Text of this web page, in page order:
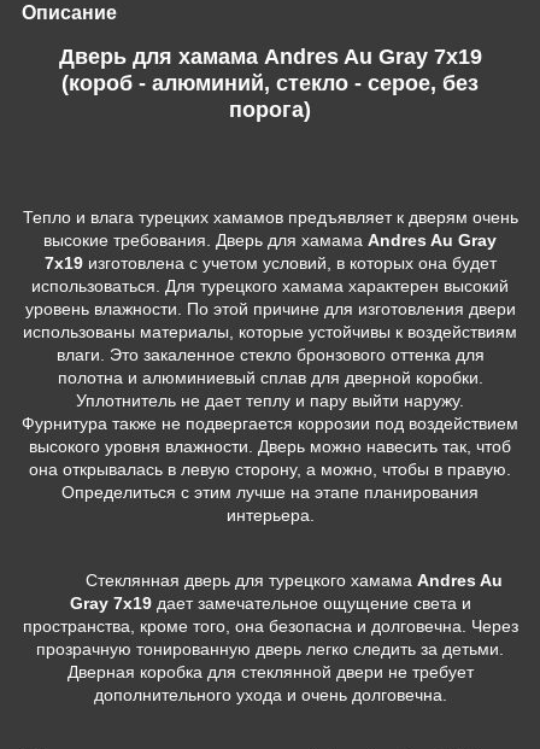
Описание
Дверь для хамама Andres Au Gray 7х19
(короб - алюминий, стекло - серое, без
порога)
Тепло и влага турецких хамамов предъявляет к дверям очень
высокие требования. Дверь для хамама Andres Au Gray
7х19 изготовлена с учетом условий, в которых она будет
использоваться. Для турецкого хамама характерен высокий
уровень влажности. По этой причине для изготовления двери
использованы материалы, которые устойчивы к воздействиям
влаги. Это закаленное стекло бронзового оттенка для
полотна и алюминиевый сплав для дверной коробки.
Уплотнитель не дает теплу и пару выйти наружу.
Фурнитура также не подвергается коррозии под воздействием
высокого уровня влажности. Дверь можно навесить так, чтоб
она открывалась в левую сторону, а можно, чтобы в правую.
Определиться с этим лучше на этапе планирования
интерьера.
Стеклянная дверь для турецкого хамама Andres Au
Gray 7х19дает замечательное ощущение света и
пространства, кроме того, она безопасна и долговечна. Через
прозрачную тонированную дверь легко следить за детьми.
Дверная коробка для стеклянной двери не требует
дополнительного ухода и очень долговечна.